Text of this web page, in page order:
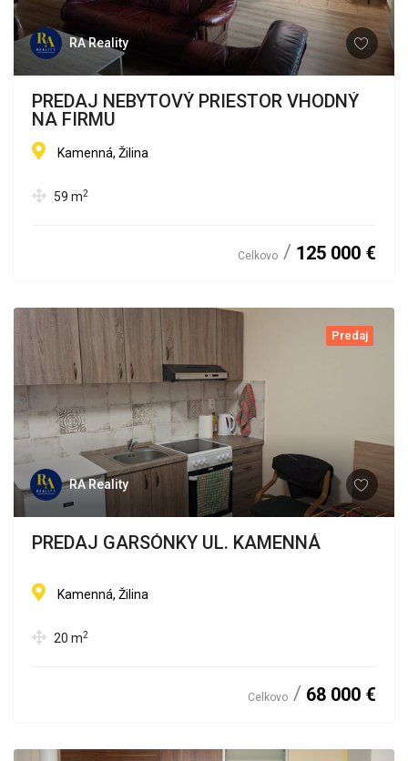
RA Reality
PREDAJ NEBYTOVÝ PRIESTOR VHODNÝ
NA FIRMU
Kamenná, Žilina
59 m2
Celkovo 125 000 €
Predaj
RA Reality
PREDAJ GARSÓNKY UL. KAMENNÁ
Kamenná, Žilina
20 m2
Celkovo 68 000 €